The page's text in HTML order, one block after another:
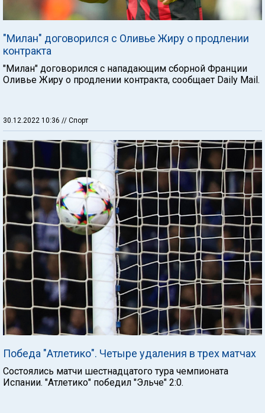
"Милан" договорился с Оливье Жиру о продлении
контракта
"Милан" договорился с нападающим сборной Франции
Оливье Жиру о продлении контракта, сообщает Daily Mail.
30.12.2022 10:36 // Спорт
Победа "Атлетико". Четыре удаления в трех матчах
Состоялись матчи шестнадцатого тура чемпионата
Испании. "Атлетико" победил "Эльче" 2:0.